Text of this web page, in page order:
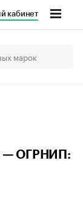
кабинет
— ОГРНИП: